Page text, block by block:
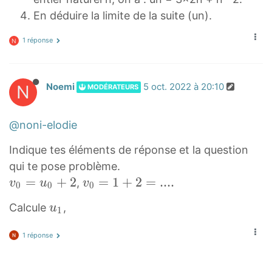
En déduire la limite de la suite (un).
N 1 réponse
N Noemi MODÉRATEURS 5 oct. 2022 à 20:10
@noni-elodie
Indique tes éléments de réponse et la question
qui te pose problème.
v
=
u
0
v0 = u0 + 2, v
v0 = 1 + 2 = ....
Calcule u
u
u1 ,
1 réponse